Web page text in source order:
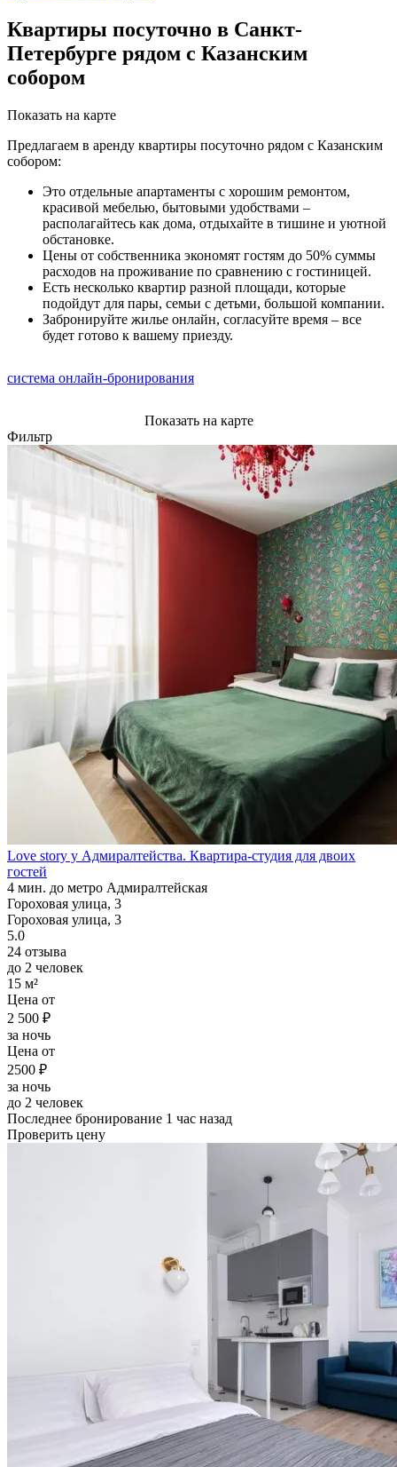
Квартиры посуточно в Санкт-
Петербурге рядом с Казанским
собором
Показать на карте
Предлагаем в аренду квартиры посуточно рядом с Казанским
собором:
Это отдельные апартаменты с хорошим ремонтом,
красивой мебелью, бытовыми удобствами –
располагайтесь как дома, отдыхайте в тишине и уютной
обстановке.
Цены от собственника экономят гостям до 50% суммы
расходов на проживание по сравнению с гостиницей.
Есть несколько квартир разной площади, которые
подойдут для пары, семьи с детьми, большой компании.
Забронируйте жилье онлайн, согласуйте время – все
будет готово к вашему приезду.
система онлайн-бронирования
Показать на карте
Фильтр
Love story у Адмиралтейства. Квартира-студия для двоих
гостей
4 мин. до метро Адмиралтейская
Гороховая улица, 3
Гороховая улица, 3
5.0
24 отзыва
до 2 человек
15 м²
Цена от
2 500 ₽
за ночь
Цена от
2500 ₽
за ночь
до 2 человек
Последнее бронирование 1 час назад
Проверить цену